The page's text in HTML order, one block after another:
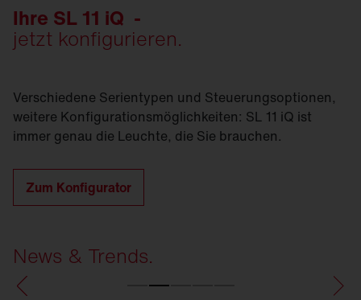
Ihre SL 11 iQ -
jetzt konfigurieren.
Verschiedene Serientypen und Steuerungsoptionen,
weitere Konfigurationsmöglichkeiten: SL 11 iQ ist
immer genau die Leuchte, die Sie brauchen.
Zum Konfigurator
News & Trends.